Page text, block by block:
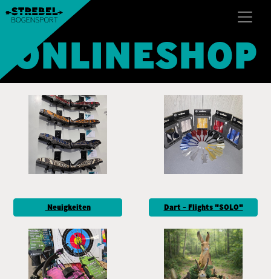
ONLINESHOP
Neuigkeiten Dart - Flights "SOLO"